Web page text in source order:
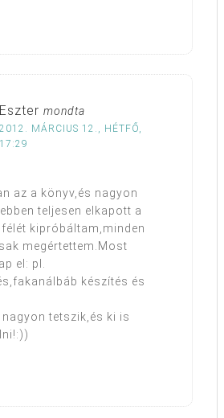
Eszter mondta
2012. MÁRCIUS 12., HÉTFŐ,
17:29
az a könyv,és nagyon
teljesen elkapott a
kipróbáltam,minden
megértettem.Most
el: pl.
készítés és
nagyon tetszik,és ki is